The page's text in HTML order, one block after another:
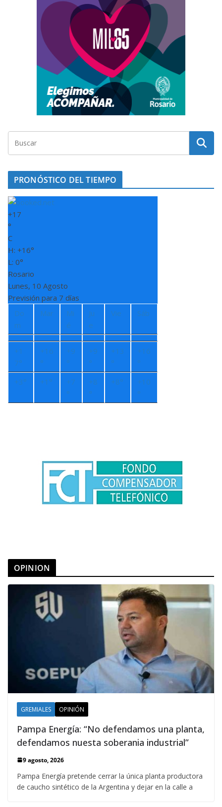
PRONÓSTICO DEL TIEMPO
+17
°
C
H: +16°
L: 0°
Rosario
Lunes, 10 Agosto
Previsión para 7 días
Do
m
Mar
Mi
é
Ju
e
Vie Sáb
+1
7°
+16
°
+9
°
+9
°
+13
°
+16
°
+3° +1° +7
°
+8
°
+8° +10
°
OPINION
GREMIALES OPINIÓN
Pampa Energía: “No defendamos una planta,
defendamos nuesta soberania industrial”
9 agosto, 2026
Pampa Energía pretende cerrar la única planta productora
de caucho sintético de la Argentina y dejar en la calle a